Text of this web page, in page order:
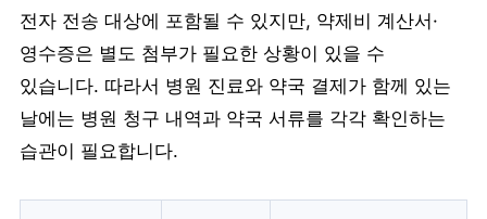
전자 전송 대상에 포함될 수 있지만, 약제비 계산서·
영수증은 별도 첨부가 필요한 상황이 있을 수
있습니다. 따라서 병원 진료와 약국 결제가 함께 있는
날에는 병원 청구 내역과 약국 서류를 각각 확인하는
습관이 필요합니다.